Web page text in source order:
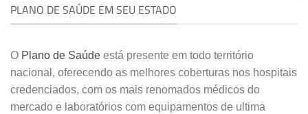
PLANO DE SAÚDE EM SEU ESTADO
O Plano de Saúde está presente em todo território
nacional, oferecendo as melhores coberturas nos hospitais
credenciados, com os mais renomados médicos do
mercado e laboratórios com equipamentos de ultima